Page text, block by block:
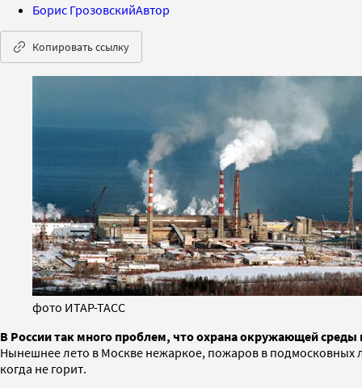
Борис ГрозовскийАвтор
Копировать ссылку
фото ИТАР-ТАСС
В России так много проблем, что охрана окружающей
Нынешнее лето в Москве нежаркое, пожаров в подмосковных
когда не горит.